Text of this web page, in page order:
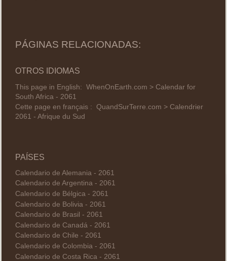
PÁGINAS RELACIONADAS:
OTROS IDIOMAS
This page in English: WhenOnEarth.com > Calendar for
South Africa - 2061
Cette page en français : QuandSurTerre.com > Calendrier
2061 - Afrique du Sud
PAÍSES
Calendario de Alemania - 2061
Calendario de Argentina - 2061
Calendario de Bélgica - 2061
Calendario de Bolivia - 2061
Calendario de Brasil - 2061
Calendario de Canadá - 2061
Calendario de Chile - 2061
Calendario de Colombia - 2061
Calendario de Costa Rica - 2061